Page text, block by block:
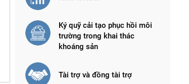
Ký quỹ cải tạo phục hồi môi
trường trong khai thác
khoáng sản
Tài trợ và đồng tài trợ